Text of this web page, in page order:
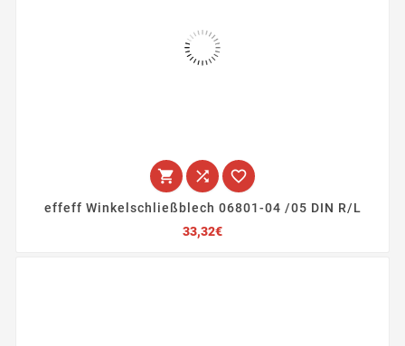
  
effeff Winkelschließblech 06801-04 /05 DIN R/L
33,32€Preis